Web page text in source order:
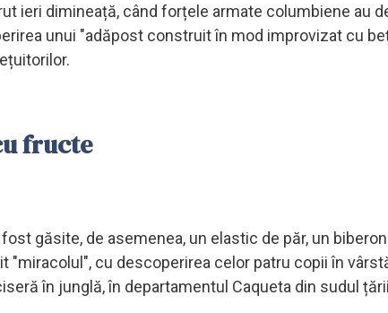
ieri dimineață, când forțele armate columbiene au
unui "adăpost construit în mod improvizat cu
fructe
găsite, de asemenea, un elastic de păr, un
"miracolul", cu descoperirea celor patru copii în
în junglă, în departamentul Caqueta din sudul